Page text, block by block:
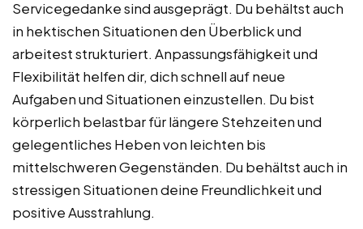
Servicegedanke sind ausgeprägt. Du behältst auch
in hektischen Situationen den Überblick und
arbeitest strukturiert. Anpassungsfähigkeit und
Flexibilität helfen dir, dich schnell auf neue
Aufgaben und Situationen einzustellen. Du bist
körperlich belastbar für längere Stehzeiten und
gelegentliches Heben von leichten bis
mittelschweren Gegenständen. Du behältst auch in
stressigen Situationen deine Freundlichkeit und
positive Ausstrahlung.